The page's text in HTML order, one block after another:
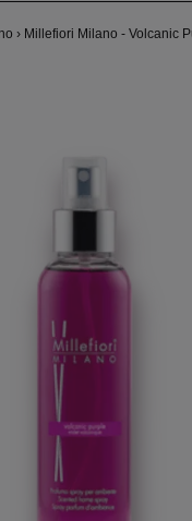
› Millefiori Milano - Volcanic